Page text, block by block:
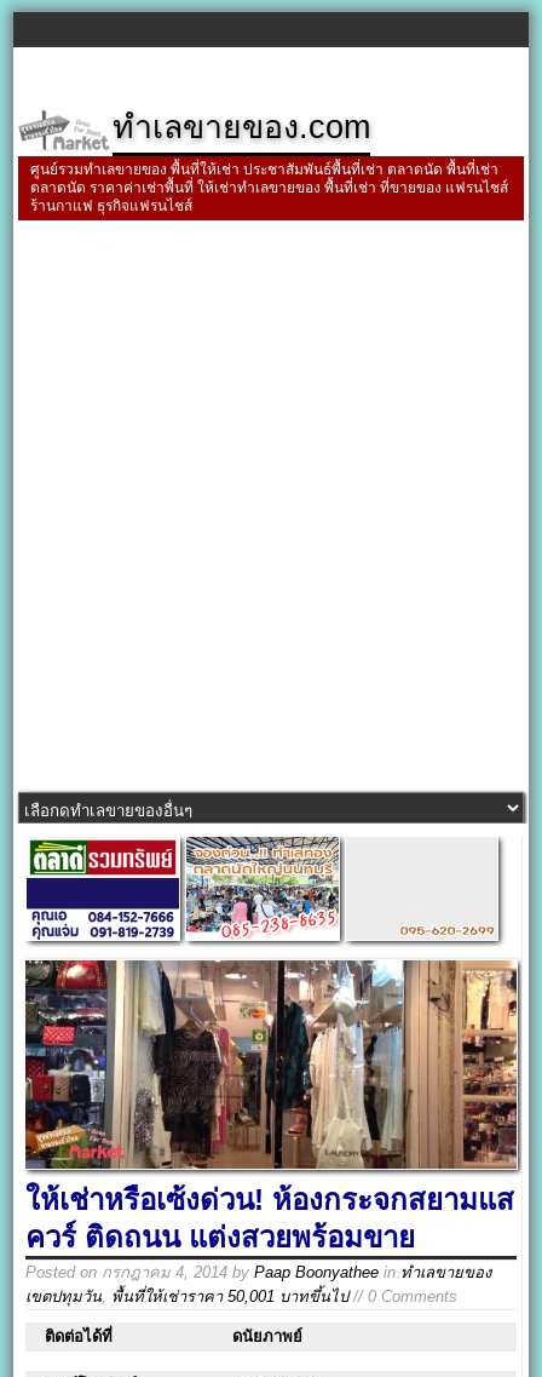
ทำเลขายของ.com
ศูนย์รวมทำเลขายของ พื้นที่ให้เช่า ประชาสัมพันธ์พื้นที่เช่า ตลาดนัด พื้นที่เช่า
ตลาดนัด ราคาค่าเช่าพื้นที่ ให้เช่าทำเลขายของ พื้นที่เช่า ที่ขายของ แฟรนไชส์
ร้านกาแฟ ธุรกิจแฟรนไชส์
ให้เช่าหรือเซ้งด่วน! ห้องกระจกสยามแส
ควร์ ติดถนน แต่งสวยพร้อมขาย
Posted on กรกฎาคม 4, 2014 byPaap Boonyathee in ทำเลขายของ
เขตปทุมวัน, พื้นที่ให้เช่าราคา 50,001 บาทขึ้นไป// 0 Comments
ติดต่อได้ที่ ดนัยภาพย์